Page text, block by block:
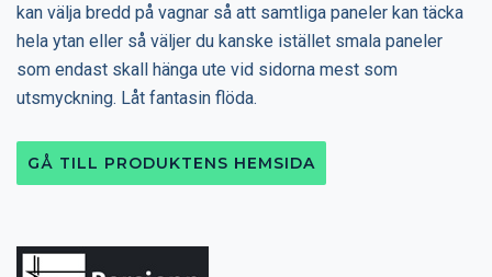
kan välja bredd på vagnar så att samtliga paneler kan täcka
hela ytan eller så väljer du kanske istället smala paneler
som endast skall hänga ute vid sidorna mest som
utsmyckning. Låt fantasin flöda.
GÅ TILL PRODUKTENS HEMSIDA